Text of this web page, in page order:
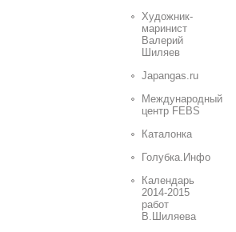
Художник-
маринист
Валерий
Шиляев
Japangas.ru
Международный
центр FEBS
Каталонка
Голубка.Инфо
Календарь
2014-2015
работ
В.Шиляева